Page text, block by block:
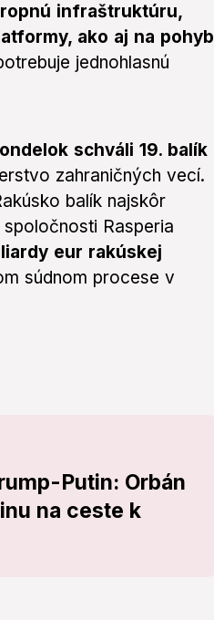
infraštruktúru,
ako aj na pohyb
jednohlasnú
schváli 19. balík
zahraničných vecí.
balík najskôr
Rasperia
eur rakúskej
súdnom procese v
Putin: Orbán
na ceste k